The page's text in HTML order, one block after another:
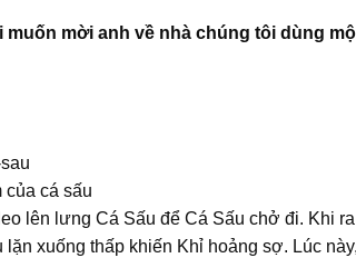
mời anh về nhà chúng tôi dùng
của cá sấu
lên lưng Cá Sấu để Cá Sấu chở đi. Khi ra
xuống thấp khiến Khỉ hoảng sợ. Lúc